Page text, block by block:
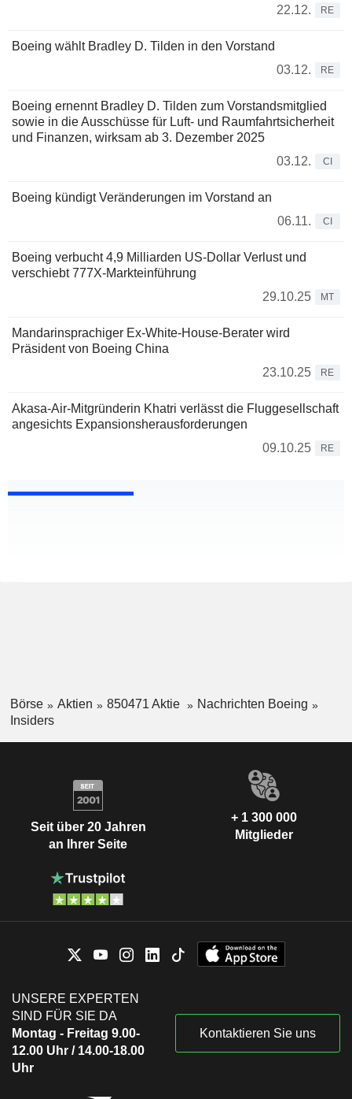
22.12.
RE
Boeing wählt Bradley D. Tilden in den Vorstand
03.12.
RE
Boeing ernennt Bradley D. Tilden zum Vorstandsmitglied
sowie in die Ausschüsse für Luft- und Raumfahrtsicherheit
und Finanzen, wirksam ab 3. Dezember 2025
03.12.
CI
Boeing kündigt Veränderungen im Vorstand an
06.11.
CI
Boeing verbucht 4,9 Milliarden US-Dollar Verlust und
verschiebt 777X-Markteinführung
29.10.25
MT
Mandarinsprachiger Ex-White-House-Berater wird
Präsident von Boeing China
23.10.25
RE
Akasa-Air-Mitgründerin Khatri verlässt die Fluggesellschaft
angesichts Expansionsherausforderungen
09.10.25
RE
Börse Aktien 850471 Aktie
Nachrichten Boeing
Insiders
Seit über 20 Jahren
an Ihrer Seite
+ 1 300 000
Mitglieder
UNSERE EXPERTEN
SIND FÜR SIE DA
Montag - Freitag 9.00-
12.00 Uhr / 14.00-18.00
Uhr
Kontaktieren Sie uns